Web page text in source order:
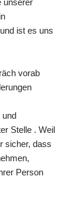
unserer
ist es uns
vorab
und
Stelle . Weil
sicher, dass
Person